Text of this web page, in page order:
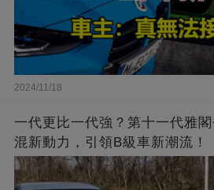
2024/11/18
一代更比一代強？第十一代雅
混新動力，引領B級車新潮流！